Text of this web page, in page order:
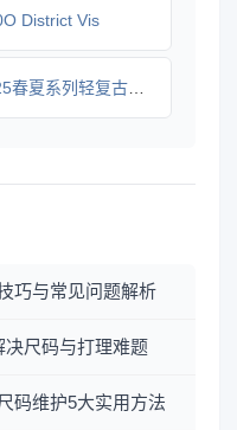
District Vis
系列轻复古风来袭
巧与常见问题解析
尺码与打理难题
码维护5大实用方法